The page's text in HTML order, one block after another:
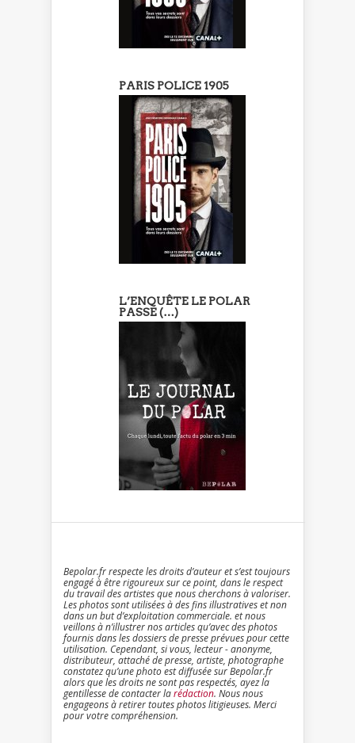
PARIS POLICE 1905
L’ENQUÊTE LE POLAR
PASSE (…)
Bepolar.fr respecte les droits d’auteur et s’est toujours
engagé à être rigoureux sur ce point, dans le respect
du travail des artistes que nous cherchons à valoriser.
Les photos sont utilisées à des fins illustratives et non
dans un but d’exploitation commerciale. et nous
veillons à n’illustrer nos articles qu’avec des photos
fournis dans les dossiers de presse prévues pour cette
utilisation. Cependant, si vous, lecteur - anonyme,
distributeur, attaché de presse, artiste, photographe
constatez qu’une photo est diffusée sur Bepolar.fr
alors que les droits ne sont pas respectés, ayez la
gentillesse de contacter larédaction. Nous nous
engageons à retirer toutes photos litigieuses. Merci
pour votre compréhension.